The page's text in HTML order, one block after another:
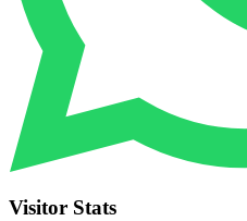
Visitor Stats